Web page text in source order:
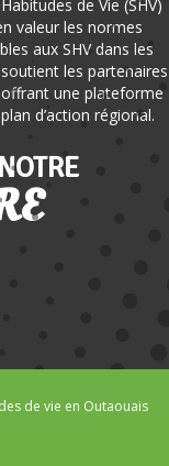
de Vie (SHV)
valeur les normes
aux SHV dans les
les partenaires
une plateforme
d’action régional.
de vie en Outaouais